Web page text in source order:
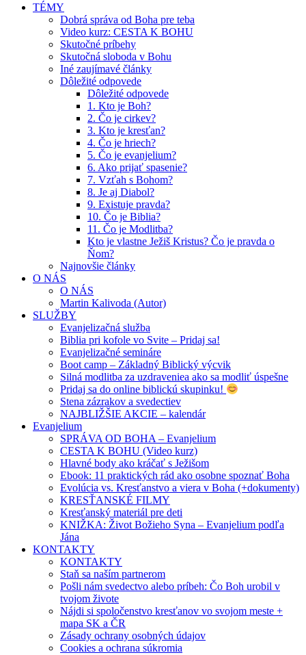
TÉMY
Dobrá správa od Boha pre teba
Video kurz: CESTA K BOHU
Skutočné príbehy
Skutočná sloboda v Bohu
Iné zaujímavé články
Dôležité odpovede
Dôležité odpovede
1. Kto je Boh?
2. Čo je cirkev?
3. Kto je kresťan?
4. Čo je hriech?
5. Čo je evanjelium?
6. Ako prijať spasenie?
7. Vzťah s Bohom?
8. Je aj Diabol?
9. Existuje pravda?
10. Čo je Biblia?
11. Čo je Modlitba?
Kto je vlastne Ježiš Kristus? Čo je pravda o
Ňom?
Najnovšie články
O NÁS
O NÁS
Martin Kalivoda (Autor)
SLUŽBY
Evanjelizačná služba
Biblia pri kofole vo Svite – Pridaj sa!
Evanjelizačné semináre
Boot camp – Základný Biblický výcvik
Silná modlitba za uzdraveniea ako sa modliť úspešne
Pridaj sa do online biblickú skupinku!
Stena zázrakov a svedectiev
NAJBLIŽŠIE AKCIE – kalendár
Evanjelium
SPRÁVA OD BOHA – Evanjelium
CESTA K BOHU (Video kurz)
Hlavné body ako kráčať s Ježišom
Ebook: 11 praktických rád ako osobne spoznať Boha
Evolúcia vs. Kresťanstvo a viera v Boha (+dokumenty)
KRESŤANSKÉ FILMY
Kresťanský materiál pre deti
KNIŽKA: Život Božieho Syna – Evanjelium podľa
Jána
KONTAKTY
KONTAKTY
Staň sa naším partnerom
Pošli nám svedectvo alebo príbeh: Čo Boh urobil v
tvojom živote
Nájdi si spoločenstvo kresťanov vo svojom meste +
mapa SK a ČR
Zásady ochrany osobných údajov
Cookies a ochrana súkromia